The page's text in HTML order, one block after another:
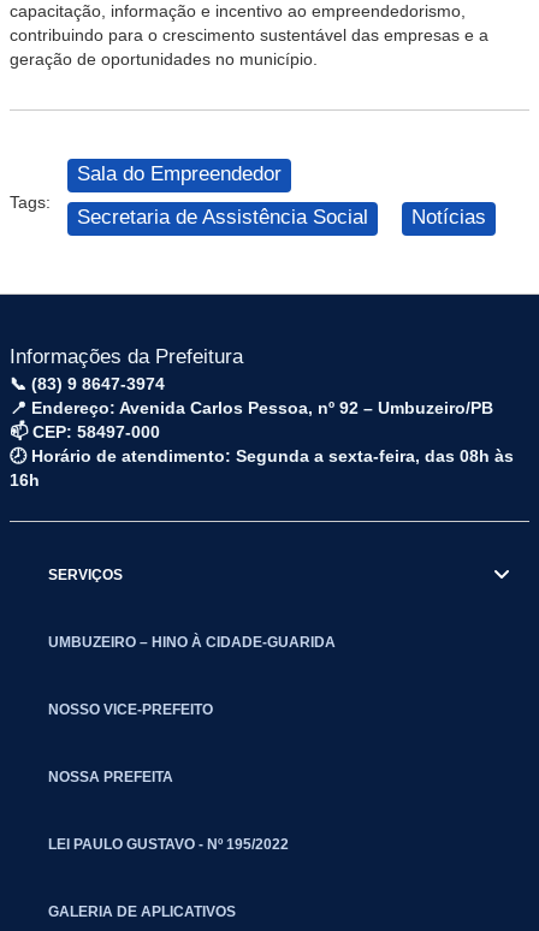
capacitação, informação e incentivo ao empreendedorismo,
contribuindo para o crescimento sustentável das empresas e a
geração de oportunidades no município.
Tags:
Sala do Empreendedor
Secretaria de Assistência Social
Notícias
Informações da Prefeitura
📞 (83) 9 8647-3974
📍 Endereço: Avenida Carlos Pessoa, nº 92 – Umbuzeiro/PB
📫 CEP: 58497-000
🕗 Horário de atendimento: Segunda a sexta-feira, das 08h às
16h
SERVIÇOS
UMBUZEIRO – HINO À CIDADE-GUARIDA
NOSSO VICE-PREFEITO
NOSSA PREFEITA
LEI PAULO GUSTAVO - Nº 195/2022
GALERIA DE APLICATIVOS